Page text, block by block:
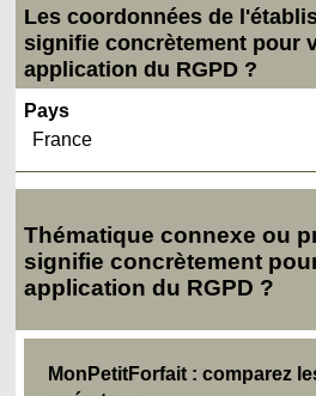
Les coordonnées de
signifie concrètement pour
application du RGPD ?
Pays
France
Thématique connexe ou
signifie concrètement
application du RGPD ?
MonPetitForfait : comparez